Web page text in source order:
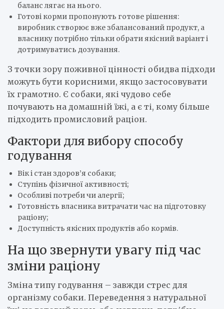
баланс лягає на нього.
Готові корми пропонують готове рішення:
виробник створює вже збалансований продукт, а
власнику потрібно тільки обрати якісний варіант і
дотримуватись дозування.
З точки зору поживної цінності обидва підходи
можуть бути корисними, якщо застосовувати
їх грамотно. Є собаки, які чудово себе
почувають на домашній їжі, а є ті, кому більше
підходить промисловий раціон.
Фактори для вибору способу
годування
Вік і стан здоров’я собаки;
Ступінь фізичної активності;
Особливі потреби чи алергії;
Готовність власника витрачати час на підготовку
раціону;
Доступність якісних продуктів або кормів.
На що звернути увагу під час
зміни раціону
Зміна типу годування – завжди стрес для
організму собаки. Переведення з натуральної